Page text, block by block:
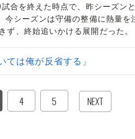
合を終えた時点で、昨シーズン
シーズンは守備の整備に熱量を
ず、終始追いかける展開だった。
は俺が反省する」
4 5 NEXT